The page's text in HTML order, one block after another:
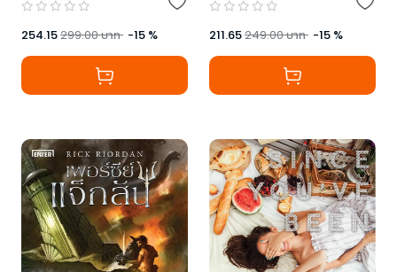
254.15299.00บาท -15 % 211.65249.00บาท -15 %